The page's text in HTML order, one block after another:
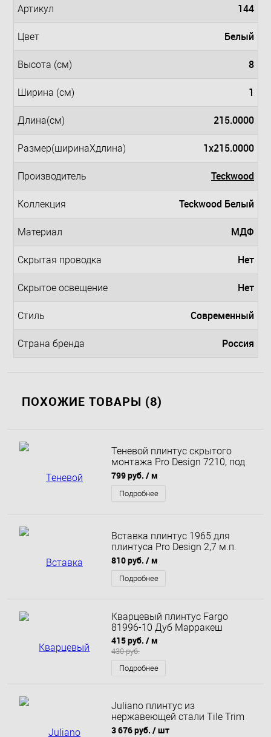
Артикул 144
Цвет Белый
Высота (см) 8
Ширина (см) 1
Длина(см) 215.0000
Размер(ширинаXдлина) 1x215.0000
Производитель Teckwood
Коллекция Teckwood Белый
Материал МДФ
Скрытая проводка Нет
Скрытое освещение Нет
Стиль Современный
Страна бренда Россия
ПОХОЖИЕ ТОВАРЫ (8)
Теневой плинтус скрытого
монтажа Pro Design 7210, под
рассеиватель, с полкой 2700
мм, Белый грунт
799 руб. / м
Подробнее
Вставка плинтус 1965 для
плинтуса Pro Design 2,7 м.п.
(12х70 мм) Черный муар
810 руб. / м
Подробнее
Кварцевый плинтус Fargo
81996-10 Дуб Марракеш
415 руб. / м
430 руб.
Подробнее
Juliano плинтус из
нержавеющей стали Tile Trim
SY044-1S-60H 6х270
3 676 руб. / шт